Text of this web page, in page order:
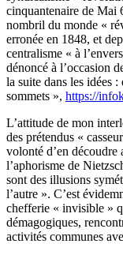
cinquantenaire de Mai
nombril du monde «
erronée en 1848, et
centralisme « à
dénoncé à l’occasion
la suite dans les idées
sommets », https://
L’attitude de mon
des prétendus «
volonté d’en découdre
l’aphorisme de
sont des illusions
l’autre ». C’est
chefferie « invisible »
démagogiques,
activités communes